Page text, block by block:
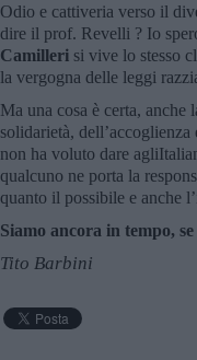
Odio e cattiveria verso il
dire il prof. Revelli ? Io
Camilleri si vive lo stesso
la vergogna delle leggi
Ma una cosa è certa,
solidarietà,
non ha voluto dare
qualcuno ne porta la
quanto il possibile e anche
Siamo ancora in tempo,
Tito Barbini